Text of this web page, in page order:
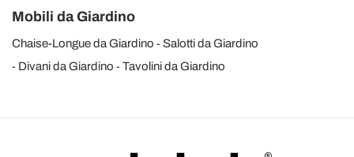
Mobili da Giardino
Chaise-Longue da Giardino
Salotti da Giardino
Divani da Giardino
Tavolini da Giardino